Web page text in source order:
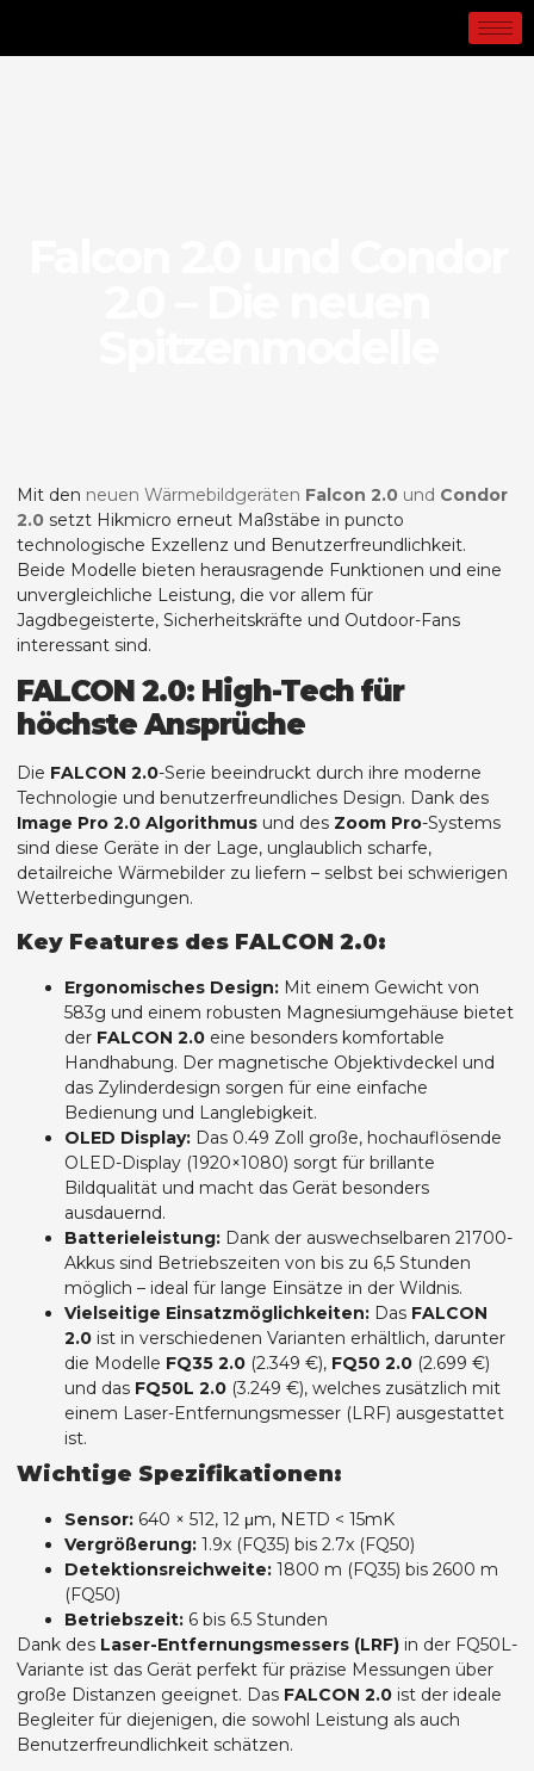
Mit den neuen Wärmebildgeräten Falcon 2.0 und Condor
2.0 setzt Hikmicro erneut Maßstäbe in puncto
technologische Exzellenz und Benutzerfreundlichkeit.
Beide Modelle bieten herausragende Funktionen und eine
unvergleichliche Leistung, die vor allem für
Jagdbegeisterte, Sicherheitskräfte und Outdoor-Fans
interessant sind.
FALCON 2.0: High-Tech für
höchste Ansprüche
Die FALCON 2.0-Serie beeindruckt durch ihre moderne
Technologie und benutzerfreundliches Design. Dank des
Image Pro 2.0 Algorithmus und des Zoom Pro-Systems
sind diese Geräte in der Lage, unglaublich scharfe,
detailreiche Wärmebilder zu liefern – selbst bei schwierigen
Wetterbedingungen.
Key Features des FALCON 2.0:
Ergonomisches Design: Mit einem Gewicht von
583g und einem robusten Magnesiumgehäuse bietet
der FALCON 2.0 eine besonders komfortable
Handhabung. Der magnetische Objektivdeckel und
das Zylinderdesign sorgen für eine einfache
Bedienung und Langlebigkeit.
OLED Display: Das 0.49 Zoll große, hochauflösende
OLED-Display (1920×1080) sorgt für brillante
Bildqualität und macht das Gerät besonders
ausdauernd.
Batterieleistung: Dank der auswechselbaren 21700-
Akkus sind Betriebszeiten von bis zu 6,5 Stunden
möglich – ideal für lange Einsätze in der Wildnis.
Vielseitige Einsatzmöglichkeiten: Das FALCON
2.0 ist in verschiedenen Varianten erhältlich, darunter
die Modelle FQ35 2.0 (2.349 €), FQ50 2.0 (2.699 €)
und das FQ50L 2.0 (3.249 €), welches zusätzlich mit
einem Laser-Entfernungsmesser (LRF) ausgestattet
ist.
Wichtige Spezifikationen:
Sensor: 640 × 512, 12 μm, NETD < 15mK
Vergrößerung: 1.9x (FQ35) bis 2.7x (FQ50)
Detektionsreichweite: 1800 m (FQ35) bis 2600 m
(FQ50)
Betriebszeit: 6 bis 6.5 Stunden
Dank des Laser-Entfernungsmessers (LRF) in der FQ50L-
Variante ist das Gerät perfekt für präzise Messungen über
große Distanzen geeignet. Das FALCON 2.0 ist der ideale
Begleiter für diejenigen, die sowohl Leistung als auch
Benutzerfreundlichkeit schätzen.